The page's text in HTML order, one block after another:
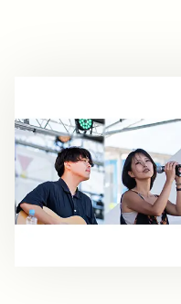
アーティスト
プレイリスト